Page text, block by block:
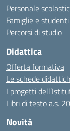
Personale
Famiglie e studenti
Percorsi di studio
Didattica
Offerta formativa
Le schede
I progetti
Libri di testo a.s.
Novità